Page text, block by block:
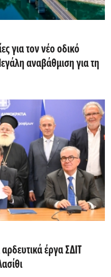
για τον νέο οδικό
αναβάθμιση για τη
έργα ΣΔΙΤ